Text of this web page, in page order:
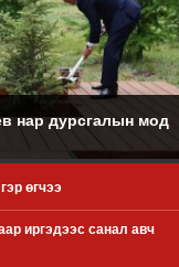
нар дурсгалын мод
өгчээ
иргэдээс санал авч